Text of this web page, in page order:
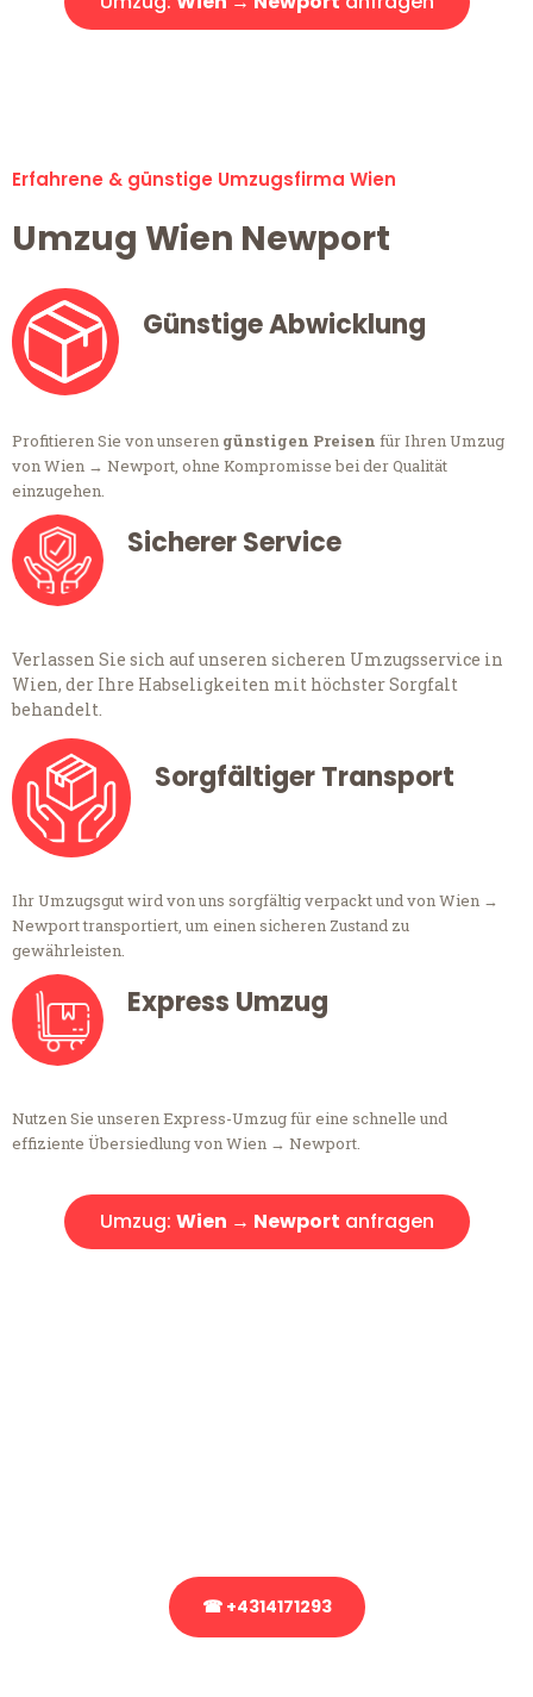
Erfahrene & günstige Umzugsfirma Wien
Umzug Wien Newport
Günstige Abwicklung
Profitieren Sie von unseren günstigen Preisen für Ihren Umzug
von Wien → Newport, ohne Kompromisse bei der Qualität
einzugehen.
Sicherer Service
Verlassen Sie sich auf unseren sicheren Umzugsservice in
Wien, der Ihre Habseligkeiten mit höchster Sorgfalt
behandelt.
Sorgfältiger Transport
Ihr Umzugsgut wird von uns sorgfältig verpackt und von Wien →
Newport transportiert, um einen sicheren Zustand zu
gewährleisten.
Express Umzug
Nutzen Sie unseren Express-Umzug für eine schnelle und
effiziente Übersiedlung von Wien → Newport.
Umzug: Wien → Newport anfragen
☎ +4314171293